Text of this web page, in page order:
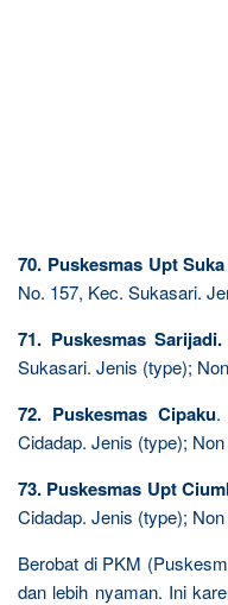
70. Puskesmas Upt
No. 157, Kec. Sukasari.
71. Puskesmas Sarijadi.
Sukasari. Jenis (type);
72. Puskesmas Cipaku.
Cidadap. Jenis (type);
73. Puskesmas Upt
Cidadap. Jenis (type);
Berobat di PKM
dan lebih nyaman. Ini